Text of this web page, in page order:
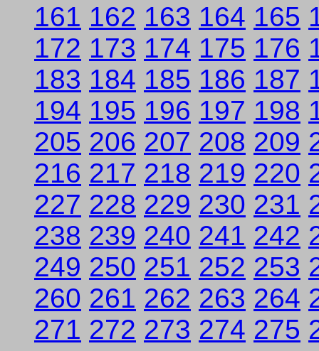
161 162 163 164 165
172 173 174 175 176
183 184 185 186 187
194 195 196 197 198
205 206 207 208 209
216 217 218 219 220
227 228 229 230 231
238 239 240 241 242
249 250 251 252 253
260 261 262 263 264
271 272 273 274 275